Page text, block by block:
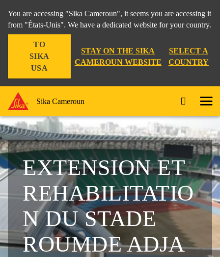
You are accessing "Sika Cameroun", it seems you are accessing it
from "États-Unis". We have a dedicated website for your country.
TO
SIKA
USA
STAY ON THE SIKA
CAMEROUN WEBSITE
SELECT A
COUNTRY
Sika Cameroun
EXTENSION ET
REHABILITATIO
N DU STADE
ROUMDE ADJA